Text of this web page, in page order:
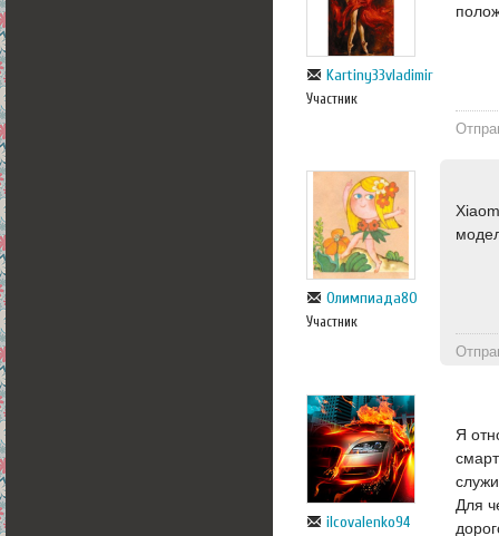
Kartiny33vladimir
Участник
Олимпиада80
Участник
ilcovalenko94
Я
Для